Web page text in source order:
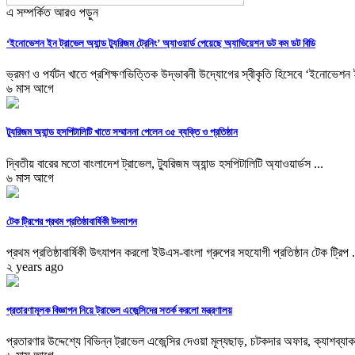
এ সম্পর্কিত আরও পড়ুন
‘ইনোভেশন ইন ট্রাভেল অ্যান্ড ট্যুরিজম ট্রেনিং’ অ্যাওয়ার্ড পেয়েছে অ্যাভিয়েশন ডট কম ডট বিডি
ভ্রমণ ও পর্যটন খাতে প্রশিক্ষণভিত্তিক উদ্ভাবনী উদ্যোগের স্বীকৃতি হিসেবে
৬ মাস আগে
ট্যুরিজম অ্যান্ড হসপিটালিটি খাতে সম্মাননা পেলেন ৩৫ ব্যক্তি ও প্রতিষ্ঠান
দ্বিতীয় বারের মতো বাংলাদেশ ট্রাভেল, ট্যুরিজম অ্যান্ড হসপিটালিটি অ্যাওয়ার্ডস ...
৬ মাস আগে
টেক ট্রিপের প্রথম প্রতিষ্ঠাবার্ষিকী উদযাপন
প্রথম প্রতিষ্ঠাবার্ষিকী উৎযাপন করলো ইউএস-বাংলা গ্রুপের সহযোগী প্রতিষ্ঠান টেক ট্রিপ
২ years ago
প্রতারণামূলক বিজ্ঞাপন নিয়ে ট্রাভেল এজেন্সিদের সতর্ক করলো মন্ত্রণালয়
প্রতারণার উদ্দেশ্যে বিভিন্ন ট্রাভেল এজেন্সির দেওয়া মূল্যছাড়, চটকদার অফার,